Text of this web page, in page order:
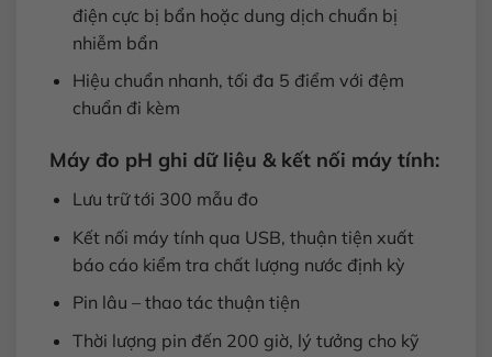
điện cực bị bẩn hoặc dung dịch chuẩn bị
nhiễm bẩn
Hiệu chuẩn nhanh, tối đa 5 điểm với đệm
chuẩn đi kèm
Máy đo pH ghi dữ liệu & kết nối máy tính:
Lưu trữ tới 300 mẫu đo
Kết nối máy tính qua USB, thuận tiện xuất
báo cáo kiểm tra chất lượng nước định kỳ
Pin lâu – thao tác thuận tiện
Thời lượng pin đến 200 giờ, lý tưởng cho kỹ